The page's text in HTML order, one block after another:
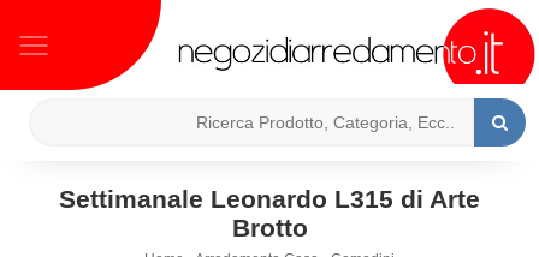
Settimanale Leonardo L315 di Arte
Brotto